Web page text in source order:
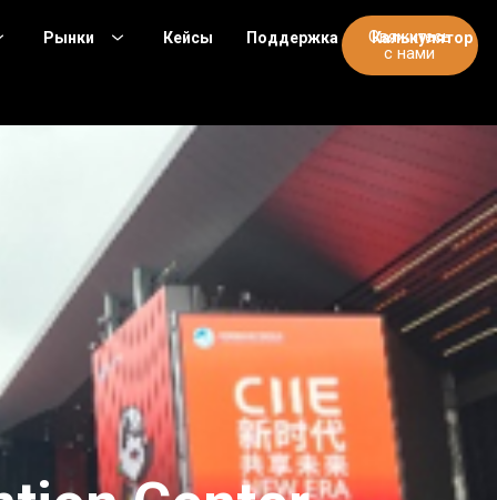
Рынки Кейсы Поддержка Калькулятор
Свяжитесь
с нами